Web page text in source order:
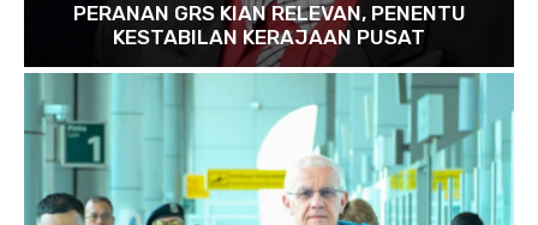
PERANAN GRS KIAN RELEVAN, PENENTU
KESTABILAN KERAJAAN PUSAT